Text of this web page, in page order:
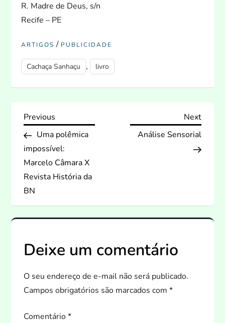
R. Madre de Deus, s/n
Recife – PE
ARTIGOS / PUBLICIDADE
Cachaça Sanhaçu , livro
N
a
v
e
g
a
ç
ã
o
Previous
Post
Previous
Uma polêmica
impossível:
Marcelo Câmara X
Revista História da
BN
Next
Next
Análise Sensorial
Deixe um comentário
O seu endereço de e-mail não será publicado.
Campos obrigatórios são marcados com*
Comentário*